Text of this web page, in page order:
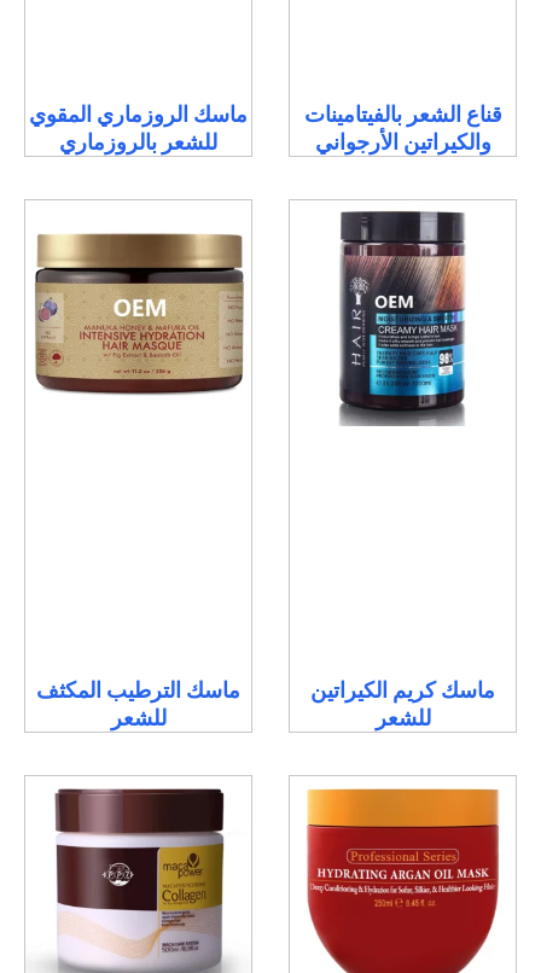
قناع الشعر بالفيتامينات
والكيراتين الأرجواني
ماسك الروزماري المقوي
للشعر بالروزماري
ماسك كريم الكيراتين
للشعر
ماسك الترطيب المكثف
للشعر